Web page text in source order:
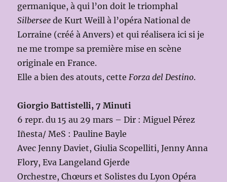
germanique, à qui l’on doit le triomphal
Silbersee de Kurt Weill à l’opéra National de
Lorraine (créé à Anvers) et qui réalisera ici si je
ne me trompe sa première mise en scène
originale en France.
Elle a bien des atouts, cette Forza del Destino.
Giorgio Battistelli, 7 Minuti
6 repr. du 15 au 29 mars – Dir : Miguel Pérez
Iñesta/ MeS : Pauline Bayle
Avec Jenny Daviet, Giulia Scopelliti, Jenny Anna
Flory, Eva Langeland Gjerde
Orchestre, Chœurs et Solistes du Lyon Opéra